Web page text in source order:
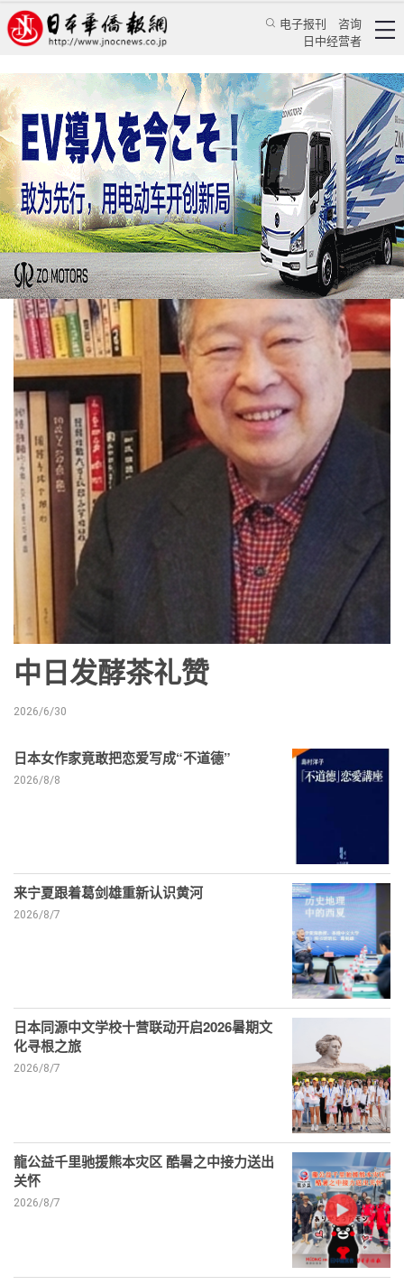
电子报刊
咨询
日中经营者
中日发酵茶礼赞
2026/6/30
日本女作家竟敢把恋爱写成“不道德”
2026/8/8
来宁夏跟着葛剑雄重新认识黄河
2026/8/7
日本同源中文学校十营联动开启2026暑期文
化寻根之旅
2026/8/7
龍公益千里驰援熊本灾区 酷暑之中接力送出
关怀
2026/8/7